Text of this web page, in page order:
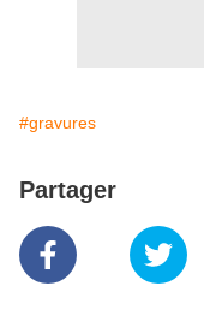
#gravures
Partager